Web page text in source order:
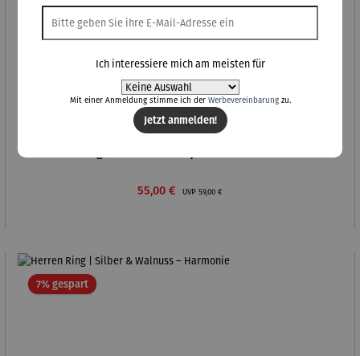
Verkaufspreis:
55,00 € UVP Regulärer Preis:
59,00 €
7% gespartRabatt
Ich interessiere mich am meisten für
Mit einer Anmeldung stimme ich der Werbevereinbarungzu.
Jetzt anmelden!